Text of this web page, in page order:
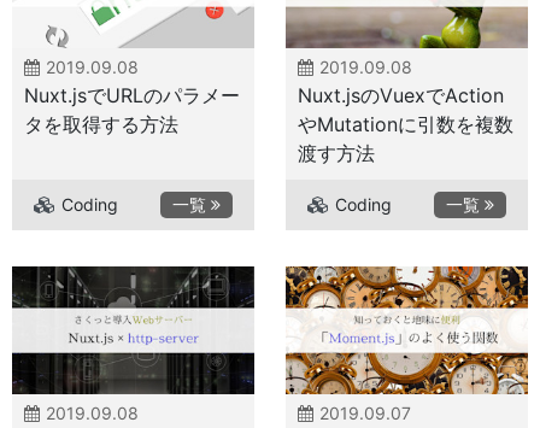
2019.09.08
Nuxt.jsでURLのパラメー
タを取得する方法
Coding 一覧
2019.09.08
Nuxt.jsのVuexでAction
やMutationに引数を複数
渡す方法
Coding 一覧
2019.09.08 2019.09.07